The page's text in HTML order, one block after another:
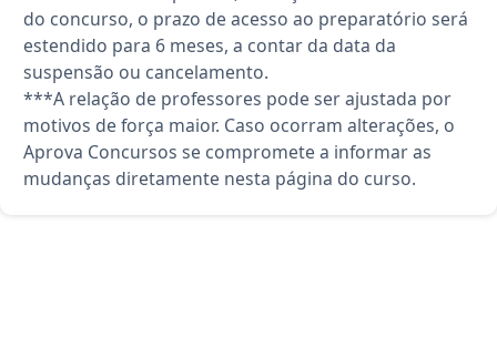
do concurso, o prazo de acesso ao preparatório será
estendido para 6 meses, a contar da data da
suspensão ou cancelamento.
***A relação de professores pode ser ajustada por
motivos de força maior. Caso ocorram alterações, o
Aprova Concursos se compromete a informar as
mudanças diretamente nesta página do curso.